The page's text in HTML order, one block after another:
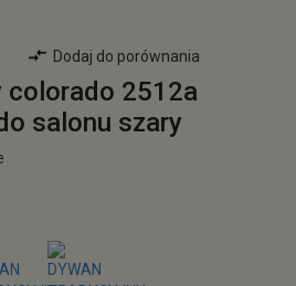
Dodaj do porównania
colorado 2512a
salonu szary